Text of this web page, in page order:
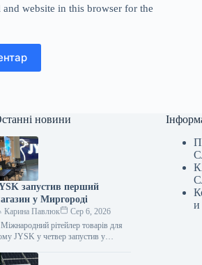
and website in this browser for the
новини
запустив перший
у Миргороді
Карина Павлюк
Сер 6, 2026
рітейлер товарів для
JYSK у четвер запустив у
що на Полтавщині,…
и